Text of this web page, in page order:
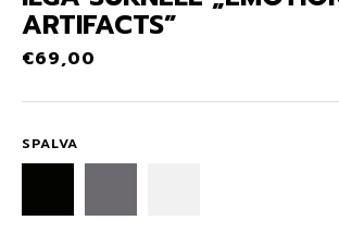
ARTIFACTS”
€69,00
SPALVA